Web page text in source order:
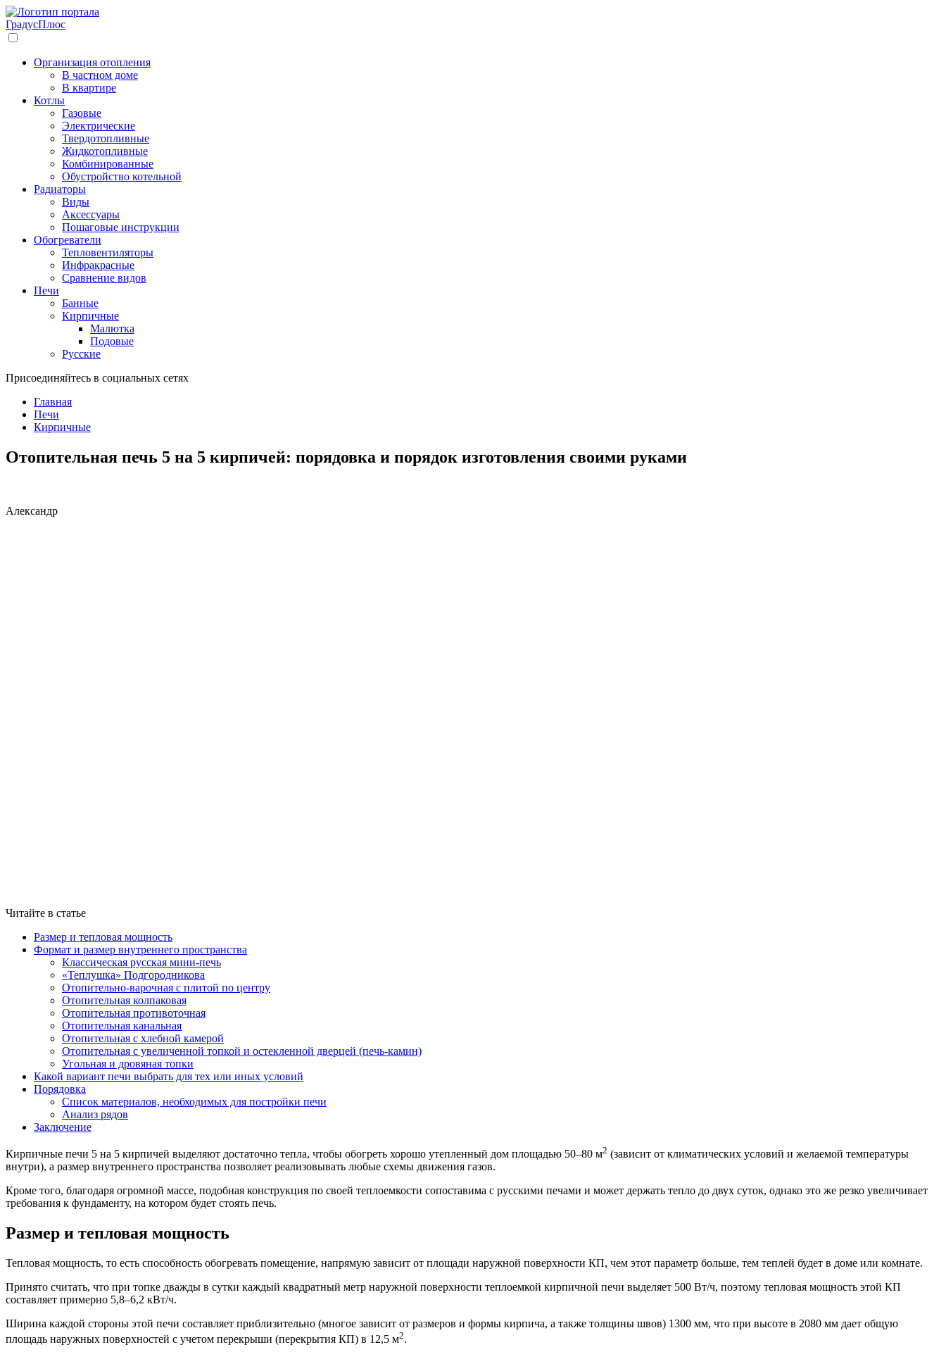
ГрадусПлюс
Организация отопления
В частном доме
В квартире
Котлы
Газовые
Электрические
Твердотопливные
Жидкотопливные
Комбинированные
Обустройство котельной
Радиаторы
Виды
Аксессуары
Пошаговые инструкции
Обогреватели
Тепловентиляторы
Инфракрасные
Сравнение видов
Печи
Банные
Кирпичные
Малютка
Подовые
Русские
Присоединяйтесь в социальных сетях
Главная
Печи
Кирпичные
Отопительная печь 5 на 5 кирпичей: порядовка и порядок изготовления своими руками
Александр
Читайте в статье
Размер и тепловая мощность
Формат и размер внутреннего пространства
Классическая русская мини-печь
«Теплушка» Подгородникова
Отопительно-варочная с плитой по центру
Отопительная колпаковая
Отопительная противоточная
Отопительная канальная
Отопительная с хлебной камерой
Отопительная с увеличенной топкой и остекленной дверцей (печь-камин)
Угольная и дровяная топки
Какой вариант печи выбрать для тех или иных условий
Порядовка
Список материалов, необходимых для постройки печи
Анализ рядов
Заключение
Кирпичные печи 5 на 5 кирпичей выделяют достаточно тепла, чтобы обогреть хорошо утепленный дом площадью 50–80 м2 (зависит от климатических условий и желаемой температуры
внутри), а размер внутреннего пространства позволяет реализовывать любые схемы движения газов.
Кроме того, благодаря огромной массе, подобная конструкция по своей теплоемкости сопоставима с русскими печами и может держать тепло до двух суток, однако это же резко увеличивает
требования к фундаменту, на котором будет стоять печь.
Размер и тепловая мощность
Тепловая мощность, то есть способность обогревать помещение, напрямую зависит от площади наружной поверхности КП, чем этот параметр больше, тем теплей будет в доме или комнате.
Принято считать, что при топке дважды в сутки каждый квадратный метр наружной поверхности теплоемкой кирпичной печи выделяет 500 Вт/ч, поэтому тепловая мощность этой КП
составляет примерно 5,8–6,2 кВт/ч.
Ширина каждой стороны этой печи составляет приблизительно (многое зависит от размеров и формы кирпича, а также толщины швов) 1300 мм, что при высоте в 2080 мм дает общую
площадь наружных поверхностей с учетом перекрыши (перекрытия КП) в 12,5 м2.